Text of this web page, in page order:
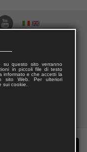
su questo sito verranno
in piccoli file di testo
informato e che accetti la
sito Web. Per ulteriori
sui cookie.